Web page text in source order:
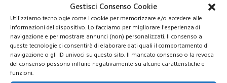
Gestisci Consenso Cookie
Utilizziamo tecnologie come i cookie per memorizzare e/o accedere alle
informazioni del dispositivo. Lo facciamo per migliorare l'esperienza di
navigazione e per mostrare annunci (non) personalizzati. Il consenso a
queste tecnologie ci consentirà di elaborare dati quali il comportamento di
navigazione o gli ID univoci su questo sito. Il mancato consenso o la revoca
del consenso possono influire negativamente su alcune caratteristiche e
funzioni.
Azioni Bance Europee